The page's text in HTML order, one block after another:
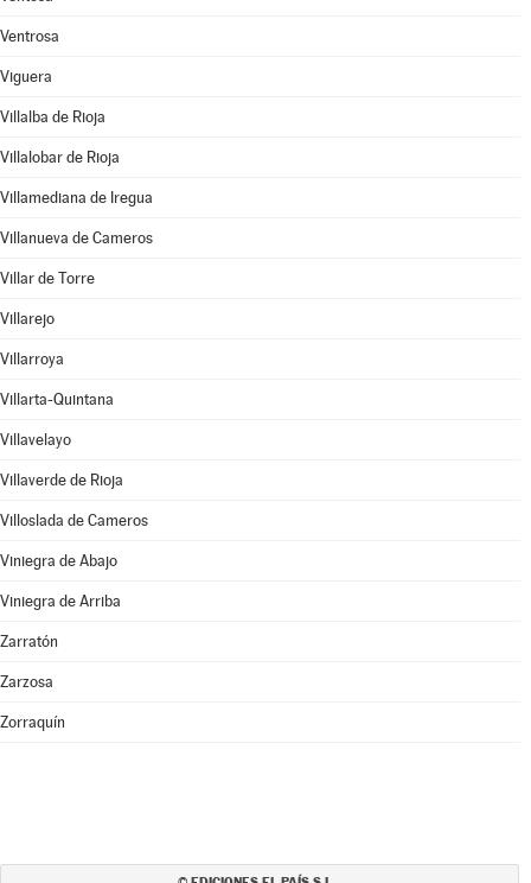
Ventrosa
Viguera
Villalba de Rioja
Villalobar de Rioja
Villamediana de Iregua
Villanueva de Cameros
Villar de Torre
Villarejo
Villarroya
Villarta-Quintana
Villavelayo
Villaverde de Rioja
Villoslada de Cameros
Viniegra de Abajo
Viniegra de Arriba
Zarratón
Zarzosa
Zorraquín